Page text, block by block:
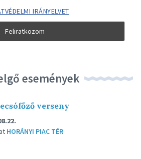
IRÁNYELVET
események
verseny
at HORÁNYI PIAC TÉR